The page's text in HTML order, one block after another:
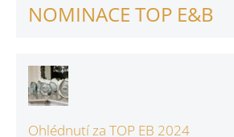
NOMINACE TOP E&B
Ohlédnutí za TOP EB 2024